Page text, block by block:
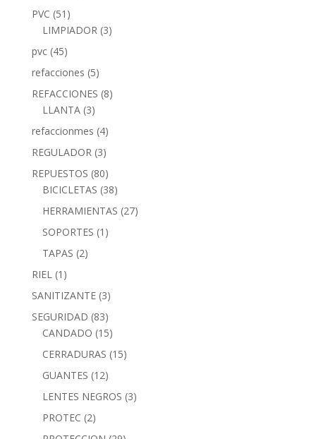
PVC (51)
LIMPIADOR (3)
pvc (45)
refacciones (5)
REFACCIONES (8)
LLANTA (3)
refaccionmes (4)
REGULADOR (3)
REPUESTOS (80)
BICICLETAS (38)
HERRAMIENTAS (27)
SOPORTES (1)
TAPAS (2)
RIEL (1)
SANITIZANTE (3)
SEGURIDAD (83)
CANDADO (15)
CERRADURAS (15)
GUANTES (12)
LENTES NEGROS (3)
PROTEC (2)